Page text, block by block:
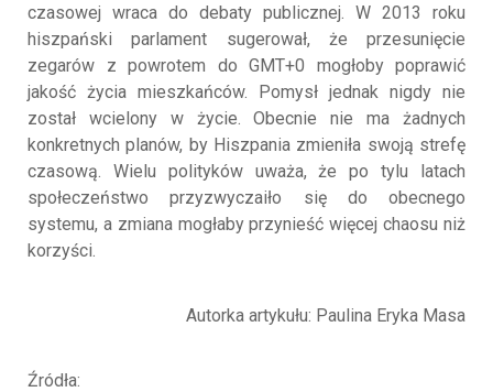
czasowej wraca do debaty publicznej. W 2013 roku
hiszpański parlament sugerował, że przesunięcie
zegarów z powrotem do GMT+0 mogłoby poprawić
jakość życia mieszkańców. Pomysł jednak nigdy nie
został wcielony w życie. Obecnie nie ma żadnych
konkretnych planów, by Hiszpania zmieniła swoją strefę
czasową. Wielu polityków uważa, że po tylu latach
społeczeństwo przyzwyczaiło się do obecnego
systemu, a zmiana mogłaby przynieść więcej chaosu niż
korzyści.
Autorka artykułu: Paulina Eryka Masa
Źródła: